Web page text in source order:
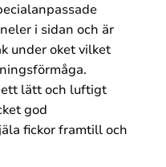
i sidan och är
under oket vilket
ett lätt och luftigt
god
fickor framtill och